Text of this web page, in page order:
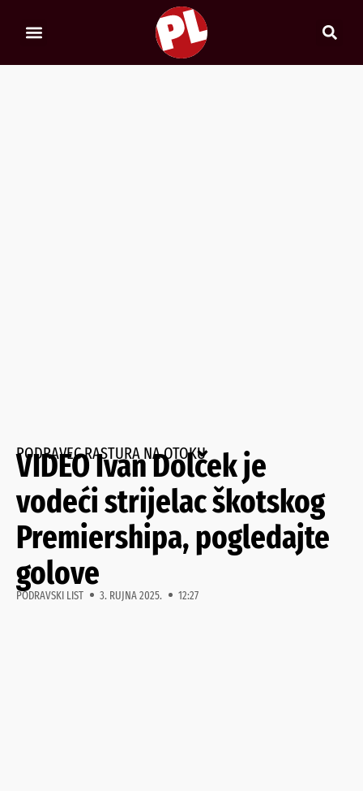
PODRAVEC RASTURA NA OTOKU
VIDEO Ivan Dolček je
vodeći strijelac škotskog
Premiershipa, pogledajte
golove
PODRAVSKI LIST 3. RUJNA 2025. 12:27